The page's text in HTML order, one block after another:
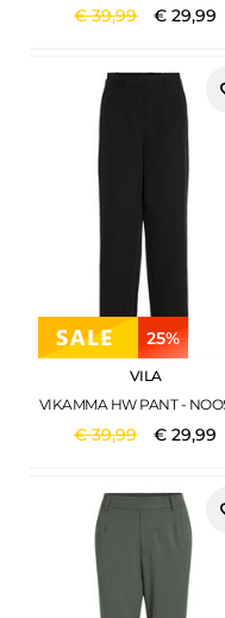
€39,99 €29,99
25%
VILA
€39,99 €29,99